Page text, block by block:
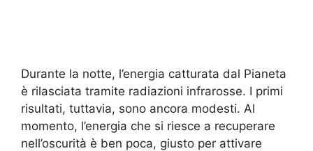
Durante la notte, l’energia catturata dal Pianeta
è rilasciata tramite radiazioni infrarosse. I primi
risultati, tuttavia, sono ancora modesti. Al
momento, l’energia che si riesce a recuperare
nell’oscurità è ben poca, giusto per attivare